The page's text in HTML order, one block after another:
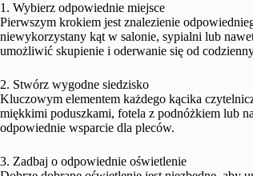
1. Wybierz odpowiednie miejsce
Pierwszym krokiem jest znalezienie
niewykorzystany kąt w salonie, sypialni lub
umożliwić skupienie i oderwanie się od
2. Stwórz wygodne siedzisko
Kluczowym elementem każdego kącika
miękkimi poduszkami, fotela z podnóżkiem lub
odpowiednie wsparcie dla pleców.
3. Zadbaj o odpowiednie oświetlenie